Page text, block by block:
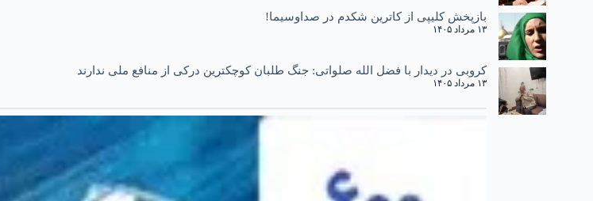
بازپخش کلیپی از کاترین شکدم در صداوسیما!
۱۳ مرداد ۱۴۰۵
کروبی در دیدار با فضل الله صلواتی: جنگ طلبان کوچکترین درکی از منافع ملی ندارند
۱۳ مرداد ۱۴۰۵